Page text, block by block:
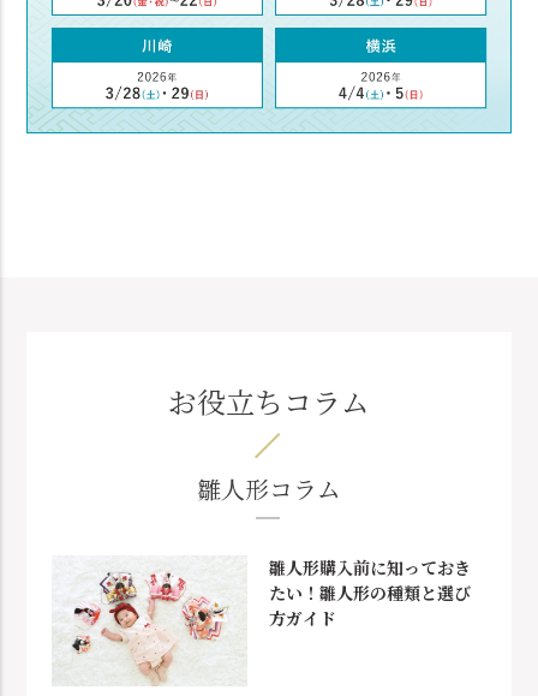
お役立ちコラム
雛人形コラム
雛人形購入前に知っておき
たい！雛人形の種類と選び
方ガイド